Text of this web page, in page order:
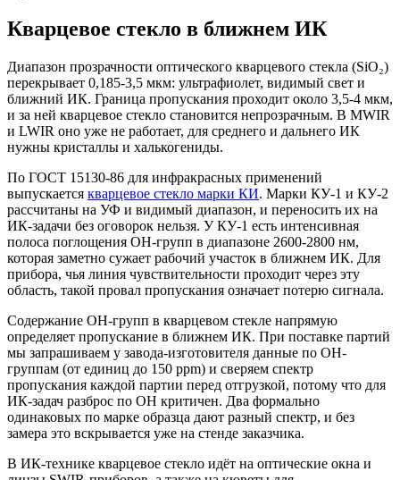
Кварцевое стекло в ближнем ИК
Диапазон прозрачности оптического кварцевого стекла (SiO₂)
перекрывает 0,185-3,5 мкм: ультрафиолет, видимый свет и
ближний ИК. Граница пропускания проходит около 3,5-4 мкм,
и за ней кварцевое стекло становится непрозрачным. В MWIR
и LWIR оно уже не работает, для среднего и дальнего ИК
нужны кристаллы и халькогениды.
По ГОСТ 15130-86 для инфракрасных применений
выпускается кварцевое стекло марки КИ. Марки КУ-1 и КУ-2
рассчитаны на УФ и видимый диапазон, и переносить их на
ИК-задачи без оговорок нельзя. У КУ-1 есть интенсивная
полоса поглощения OH-групп в диапазоне 2600-2800 нм,
которая заметно сужает рабочий участок в ближнем ИК. Для
прибора, чья линия чувствительности проходит через эту
область, такой провал пропускания означает потерю сигнала.
Содержание OH-групп в кварцевом стекле напрямую
определяет пропускание в ближнем ИК. При поставке партий
мы запрашиваем у завода-изготовителя данные по OH-
группам (от единиц до 150 ppm) и сверяем спектр
пропускания каждой партии перед отгрузкой, потому что для
ИК-задач разброс по OH критичен. Два формально
одинаковых по марке образца дают разный спектр, и без
замера это вскрывается уже на стенде заказчика.
В ИК-технике кварцевое стекло идёт на оптические окна и